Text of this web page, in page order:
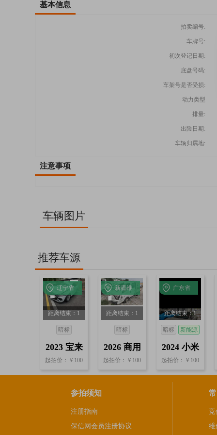
基本信息
拍卖编号:
车牌号:
初次登记日期:
底盘号码:
车架号是否受损:
动力类型
排量:
出险日期:
车辆归属地:
注意事项
车辆图片
推荐车源
辽宁省
沈阳
距离结束：1
天9小时27分
暗标
2023 宝来
1.2T 自动
起拍价：￥100
新疆维
吾尔自
治区和
田
距离结束：1
天8小时41分
暗标
2026 商用
车
起拍价：￥100
广东省
距离结束：1
天7小时7分
暗标 新能源
2024 小米
SU7
起拍价：￥100
参拍须知
注册指南
保信网会员注册协议
竞
维